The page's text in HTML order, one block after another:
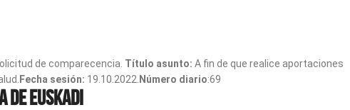
de comparecencia. Título asunto: A fin de que realice aportaciones
Fecha sesión: 19.10.2022. Número diario:69
Euskadi